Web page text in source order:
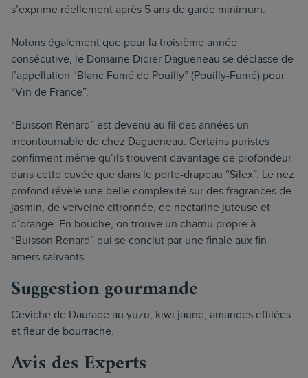
s’exprime réellement après 5 ans de garde minimum.
Notons également que pour la troisième année
consécutive, le Domaine Didier Dagueneau se déclasse de
l’appellation “Blanc Fumé de Pouilly” (Pouilly-Fumé) pour
“Vin de France”.
“Buisson Renard” est devenu au fil des années un
incontournable de chez Dagueneau. Certains puristes
confirment même qu’ils trouvent davantage de profondeur
dans cette cuvée que dans le porte-drapeau “Silex”. Le nez
profond révèle une belle complexité sur des fragrances de
jasmin, de verveine citronnée, de nectarine juteuse et
d’orange. En bouche, on trouve un charnu propre à
“Buisson Renard” qui se conclut par une finale aux fin
amers salivants.
Suggestion gourmande
Ceviche de Daurade au yuzu, kiwi jaune, amandes effilées
et fleur de bourrache.
Avis des Experts